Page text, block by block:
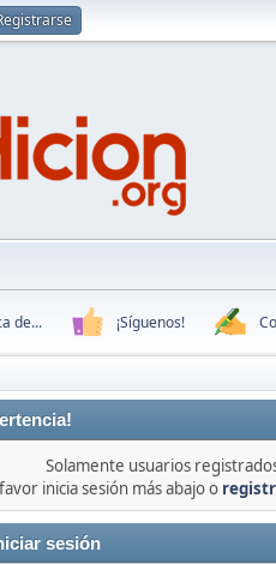
de... ¡Síguenos!
Solamente usuarios
inicia sesión más abajo o
sesión